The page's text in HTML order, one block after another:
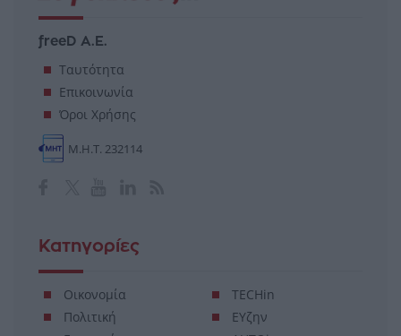
freeD Α.Ε.
Ταυτότητα
Επικοινωνία
Όροι Χρήσης
Μ.Η.Τ. 232114
Κατηγορίες
Οικονομία
Πολιτική
TECHin
ΕΥζην